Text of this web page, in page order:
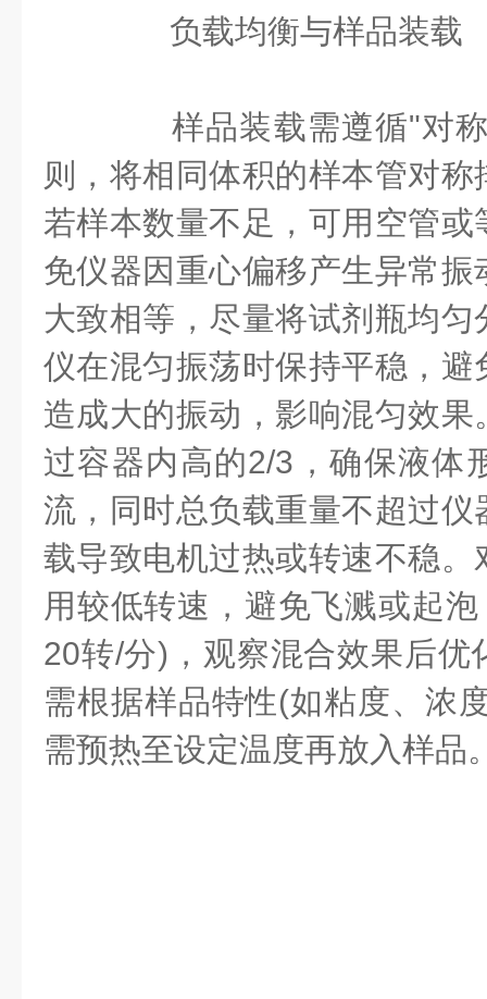
负载均衡与样品装载
样品装载需遵循"对称
则，将相同体积的样本管对
若样本数量不足，可用空管
免仪器因重心偏移产生异常
大致相等，尽量将试剂瓶均
仪在混匀振荡时保持平稳，
造成大的振动，影响混匀效
过容器内高的2/3，确保液体
流，同时总负载重量不超过
载导致电机过热或转速不稳
用较低转速，避免飞溅或起
20转/分)，观察混合效果后优
需根据样品特性(如粘度、浓
需预热至设定温度再放入样品